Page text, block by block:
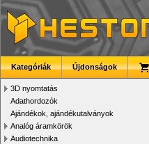
Kategóriák Újdonságok
3D nyomtatás
Adathordozók
Ajándékok, ajándékutalványok
Analóg áramkörök
Audiotechnika